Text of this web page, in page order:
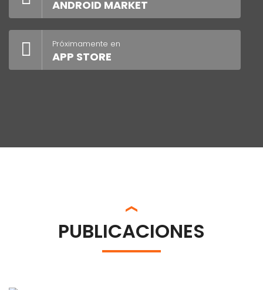
ANDROID MARKET
Próximamente en
APP STORE
PUBLICACIONES